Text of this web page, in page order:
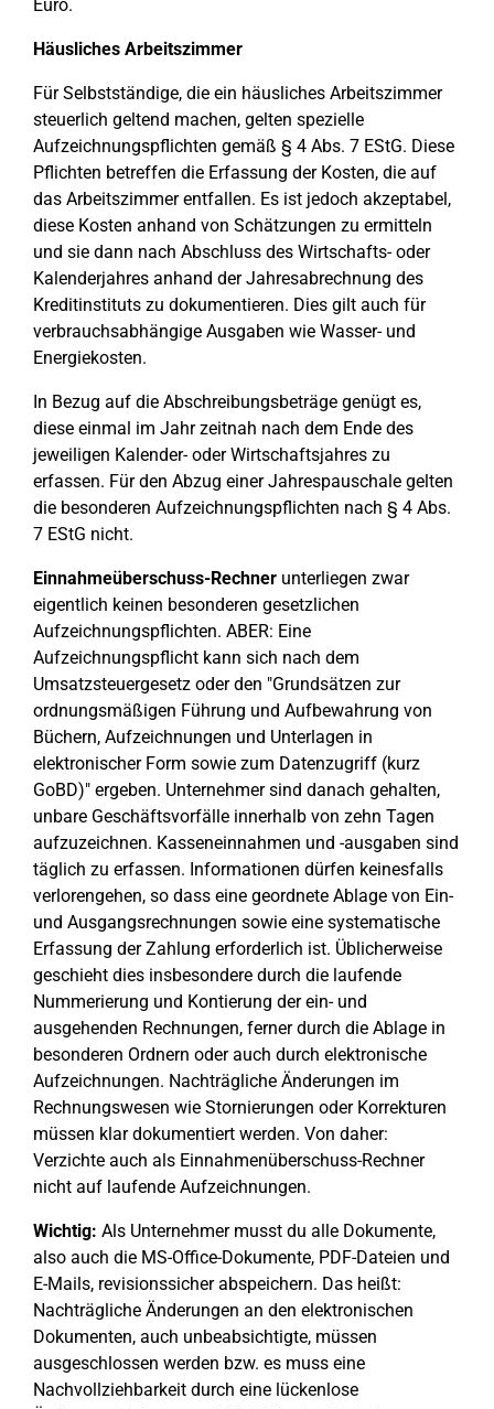
Euro.
Häusliches Arbeitszimmer
Für Selbstständige, die ein häusliches Arbeitszimmer
steuerlich geltend machen, gelten spezielle
Aufzeichnungspflichten gemäß § 4 Abs. 7 EStG. Diese
Pflichten betreffen die Erfassung der Kosten, die auf
das Arbeitszimmer entfallen. Es ist jedoch akzeptabel,
diese Kosten anhand von Schätzungen zu ermitteln
und sie dann nach Abschluss des Wirtschafts- oder
Kalenderjahres anhand der Jahresabrechnung des
Kreditinstituts zu dokumentieren. Dies gilt auch für
verbrauchsabhängige Ausgaben wie Wasser- und
Energiekosten.
In Bezug auf die Abschreibungsbeträge genügt es,
diese einmal im Jahr zeitnah nach dem Ende des
jeweiligen Kalender- oder Wirtschaftsjahres zu
erfassen. Für den Abzug einer Jahrespauschale gelten
die besonderen Aufzeichnungspflichten nach § 4 Abs.
7 EStG nicht.
Einnahmeüberschuss-Rechner unterliegen zwar
eigentlich keinen besonderen gesetzlichen
Aufzeichnungspflichten. ABER: Eine
Aufzeichnungspflicht kann sich nach dem
Umsatzsteuergesetz oder den "Grundsätzen zur
ordnungsmäßigen Führung und Aufbewahrung von
Büchern, Aufzeichnungen und Unterlagen in
elektronischer Form sowie zum Datenzugriff (kurz
GoBD)" ergeben. Unternehmer sind danach gehalten,
unbare Geschäftsvorfälle innerhalb von zehn Tagen
aufzuzeichnen. Kasseneinnahmen und -ausgaben sind
täglich zu erfassen. Informationen dürfen keinesfalls
verlorengehen, so dass eine geordnete Ablage von Ein-
und Ausgangsrechnungen sowie eine systematische
Erfassung der Zahlung erforderlich ist. Üblicherweise
geschieht dies insbesondere durch die laufende
Nummerierung und Kontierung der ein- und
ausgehenden Rechnungen, ferner durch die Ablage in
besonderen Ordnern oder auch durch elektronische
Aufzeichnungen. Nachträgliche Änderungen im
Rechnungswesen wie Stornierungen oder Korrekturen
müssen klar dokumentiert werden. Von daher:
Verzichte auch als Einnahmenüberschuss-Rechner
nicht auf laufende Aufzeichnungen.
Wichtig: Als Unternehmer musst du alle Dokumente,
also auch die MS-Office-Dokumente, PDF-Dateien und
E-Mails, revisionssicher abspeichern. Das heißt:
Nachträgliche Änderungen an den elektronischen
Dokumenten, auch unbeabsichtigte, müssen
ausgeschlossen werden bzw. es muss eine
Nachvollziehbarkeit durch eine lückenlose